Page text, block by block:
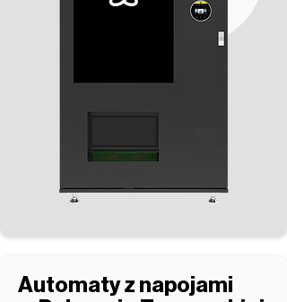
Automaty z napojami